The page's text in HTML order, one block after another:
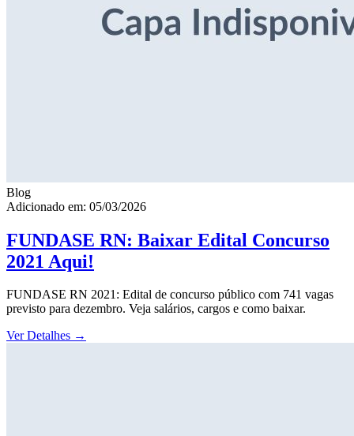
Blog
Adicionado em: 05/03/2026
FUNDASE RN: Baixar Edital Concurso
2021 Aqui!
FUNDASE RN 2021: Edital de concurso público com 741 vagas
previsto para dezembro. Veja salários, cargos e como baixar.
Ver Detalhes →